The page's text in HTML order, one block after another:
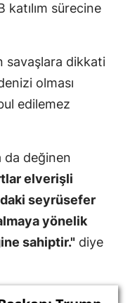
katılım sürecine
savaşlara dikkati
olması
edilemez
da değinen
elverişli
seyrüsefer
yönelik
sahiptir." diye